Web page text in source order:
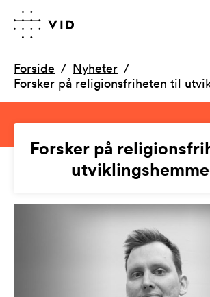
Forside
Nyheter
Forsker på religionsfriheten til
Forsker på